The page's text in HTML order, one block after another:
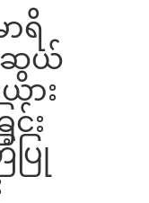
ရိ
ဆွယ်
ား
င်း
ြု